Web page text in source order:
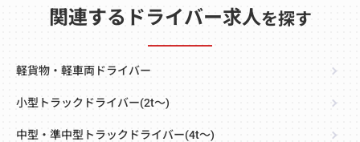
関連するドライバー求人を探す
軽貨物・軽車両ドライバー
小型トラックドライバー(2t～)
中型・準中型トラックドライバー(4t～)